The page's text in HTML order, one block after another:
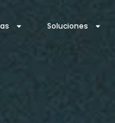
Soluciones